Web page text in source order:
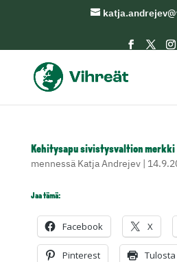
Kehitysapu sivistysvaltion merkki
mennessä Katja Andrejev|
Jaa tämä:
Facebook X
Pinterest Tulosta